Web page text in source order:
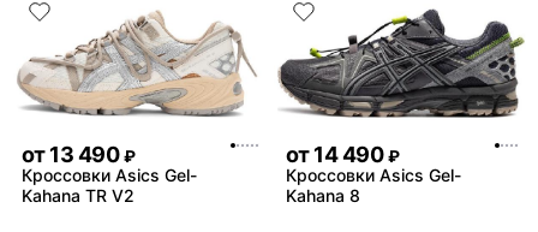
от13 490 ₽
Кроссовки Asics Gel-
Kahana TR V2
от14 490 ₽
Кроссовки Asics Gel-
Kahana 8